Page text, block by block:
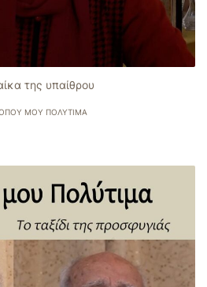
της υπαίθρου
ΜΟΥ ΠΟΛΎΤΙΜΑ